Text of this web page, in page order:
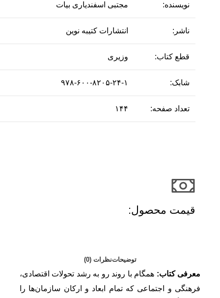
نویسنده: مجتبی اسفندیاری بیات
ناشر: انتشارات کتیبه نوین
قطع کتاب: وزیری
شابک: ۹۷۸-۶۰۰-۸۲۰۵-۲۴-۱
تعداد صفحه: ۱۴۴
قیمت محصول:​
توضیحاتنظرات (0)
معرفی کتاب: همگام با روند رو به رشد تحولات اقتصادی،
فرهنگی و اجتماعی که تمام ابعاد و ارکان سازمان‌ها را